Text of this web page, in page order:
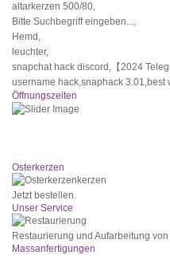
altarkerzen 500/80,
Bitte Suchbegriff eingeben...,
Hemd,
leuchter,
snapchat hack discord,【2024
username hack,snaphack 3.01,best
Öffnungszeiten
Osterkerzen
Jetzt bestellen.
Unser Service
Restaurierung und Aufarbeitung
Massanfertigungen